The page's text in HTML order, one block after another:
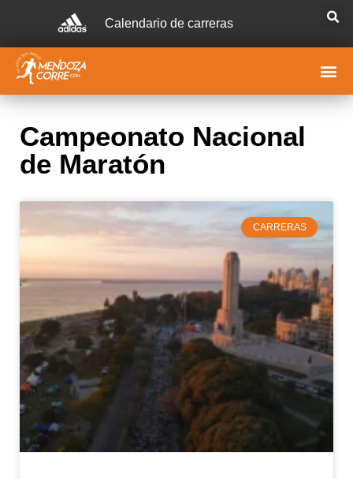
Calendario de carreras
Campeonato Nacional
de Maratón
CARRERAS